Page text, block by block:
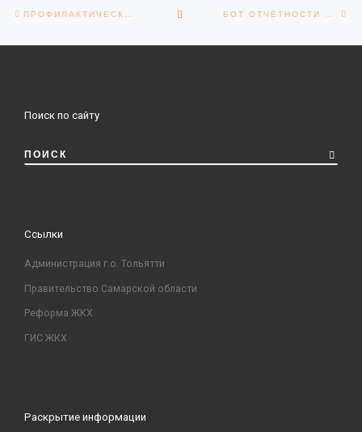
ОБРАТНО К СПИСКУ ЗАПИСЕЙ
Поиск по сайту
ПОИСК
Ссылки
Администрация г.о. Тольятти
Правительство Самарской области
Реформа ЖКХ
ГИС ЖКХ
Раскрытие информации